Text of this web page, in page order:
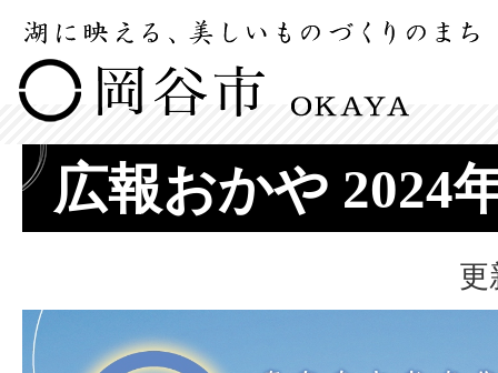
広報おかや 2024
更